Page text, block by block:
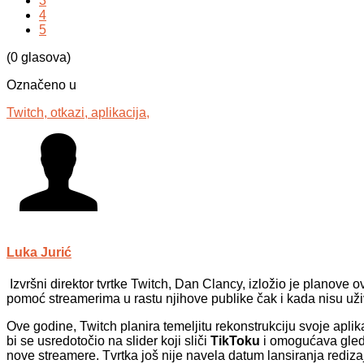
4
5
(0 glasova)
Označeno u
Twitch, otkazi, aplikacija,
Luka Jurić
Izvršni direktor tvrtke Twitch, Dan Clancy, izložio je planove
pomoć streamerima u rastu njihove publike čak i kada nisu
Ove godine, Twitch planira temeljitu rekonstrukciju svoje
bi se usredotočio na slider koji sliči TikToku i omogućava
nove streamere. Tvrtka još nije navela datum lansiranja